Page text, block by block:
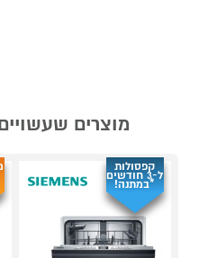
מוצרים
קפסולות
ל-3 חודשים
*במתנה!